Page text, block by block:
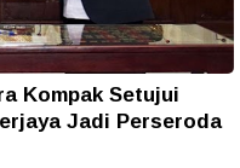
Kompak Setujui
Jadi Perseroda